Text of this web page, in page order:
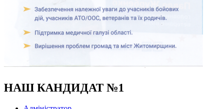
НАШ КАНДИДАТ №1